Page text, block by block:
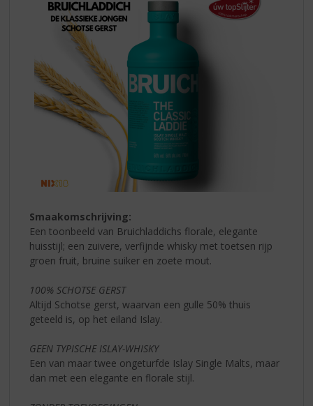
Smaakomschrijving:
Een toonbeeld van Bruichladdichs florale, elegante
huisstijl; een zuivere, verfijnde whisky met toetsen rijp
groen fruit, bruine suiker en zoete mout.
100% SCHOTSE GERST
Altijd Schotse gerst, waarvan een gulle 50% thuis
geteeld is, op het eiland Islay.
GEEN TYPISCHE ISLAY-WHISKY
Een van maar twee ongeturfde Islay Single Malts, maar
dan met een elegante en florale stijl.